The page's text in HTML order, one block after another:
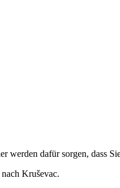
werden dafür sorgen, dass
Kruševac.